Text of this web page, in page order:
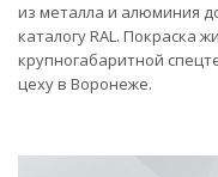
из металла и алюминия
каталогу RAL. Покраска
крупногабаритной
цеху в Воронеже.